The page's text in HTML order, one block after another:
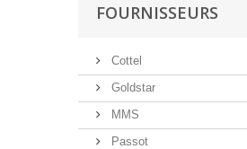
FOURNISSEURS
Cottel
Goldstar
MMS
Passot